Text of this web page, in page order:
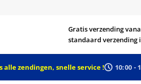
Gratis verzending
standaard verzending
zendingen, snelle service ! 10:00 -